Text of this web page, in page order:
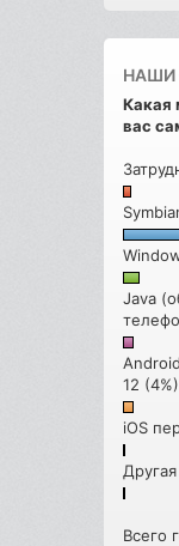
НАШИ
Какая
вас
Java
12 (4%)
iOS
Всего